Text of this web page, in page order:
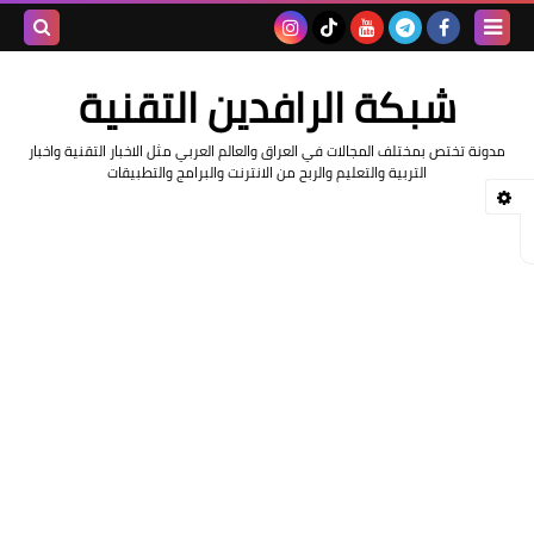
شبكة الرافدين التقنية
مدونة تختص بمختلف المجالات في العراق والعالم العربي مثل الاخبار التقنية واخبار
التربية والتعليم والربح من الانترنت والبرامج والتطبيقات